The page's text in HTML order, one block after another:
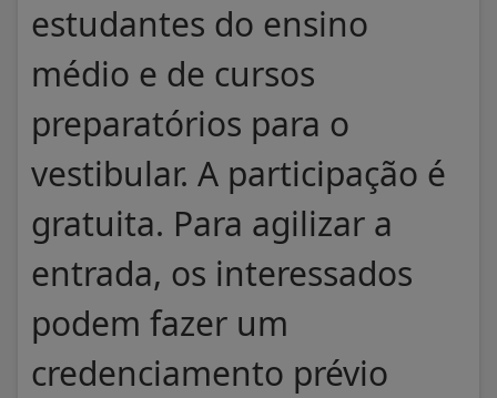
estudantes do ensino
médio e de cursos
preparatórios para o
vestibular. A participação é
gratuita. Para agilizar a
entrada, os interessados
podem fazer um
credenciamento prévio